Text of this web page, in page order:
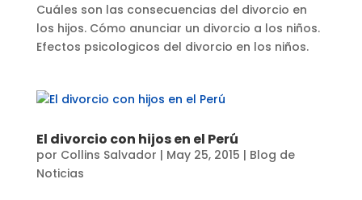
Cuáles son las consecuencias del divorcio en
los hijos. Cómo anunciar un divorcio a los niños.
Efectos psicologicos del divorcio en los niños.
El divorcio con hijos en el Perú
por Collins Salvador | May 25, 2015 | Blog de
Noticias